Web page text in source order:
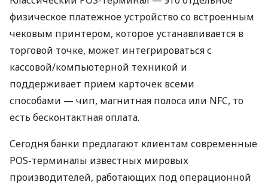
физическое платежное устройство со встроенным
чековым принтером, которое устанавливается в
торговой точке, может интегрироваться с
кассовой/компьютерной техникой и
поддерживает прием карточек всеми
способами — чип, магнитная полоса или NFC, то
есть бесконтактная оплата.
Сегодня банки предлагают клиентам современные
POS-терминалы известных мировых
производителей, работающих под операционной